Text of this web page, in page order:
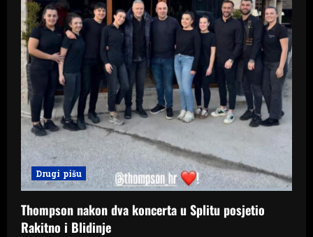
Drugi pišu
Thompson nakon dva koncerta u Splitu posjetio
Rakitno i Blidinje